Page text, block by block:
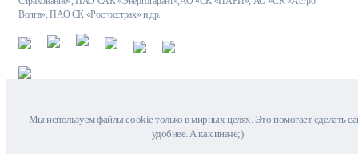
Волга», ПАО СК «Росгосстрах» и др.
Мы используем файлы cookie только в мирных целях. Это помогает сделать
удобнее. А как иначе;)